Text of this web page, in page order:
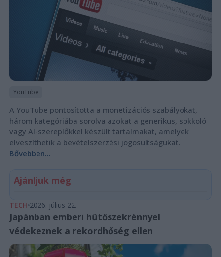
YouTube
A YouTube pontosította a monetizációs szabályokat,
három kategóriába sorolva azokat a generikus, sokkoló
vagy AI-szereplőkkel készült tartalmakat, amelyek
elveszíthetik a bevételszerzési jogosultságukat.
Bővebben...
Ajánljuk még
TECH 2026. július 22.
Japánban emberi hűtőszekrénnyel
védekeznek a rekordhőség ellen